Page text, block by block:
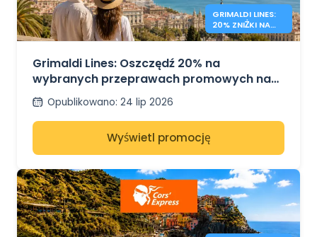
GRIMALDI LINES:
20% ZNIŻKI NA
PROMY PO
Grimaldi Lines: Oszczędź 20% na
wybranych przeprawach promowych na
Sardynię, Sycylię i do Hiszpanii
Opublikowano: 24 lip 2026
Wyświetl promocję